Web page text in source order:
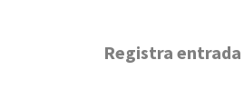
Registra entrada